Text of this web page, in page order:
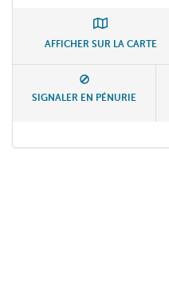
AFFICHER SUR LA CARTE
SIGNALER EN PÉNURIE